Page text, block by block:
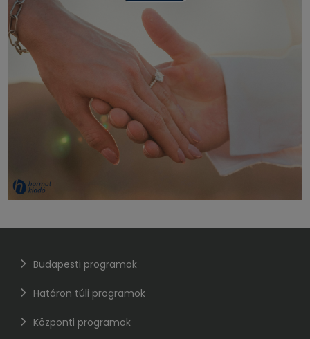
Budapesti programok
Határon túli programok
Központi programok